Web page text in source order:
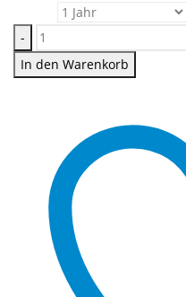
-
In den Warenkorb